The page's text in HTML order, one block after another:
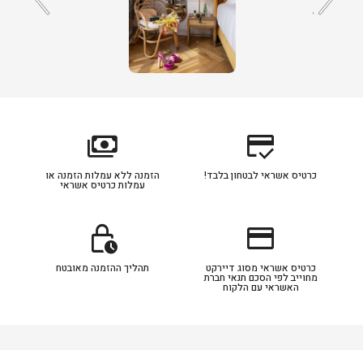
credit_score
כרטיס אשראי לבטחון בלבד!
payments
הזמנה ללא עמלות הזמנה או
עמלות כרטיס אשראי
credit_card
כרטיס אשראי מסוג דיירקט
מחוייב לפי הסכם תנאי חברת
האשראי עם הלקוח
lock_clock
תהליך ההזמנה מאובטח